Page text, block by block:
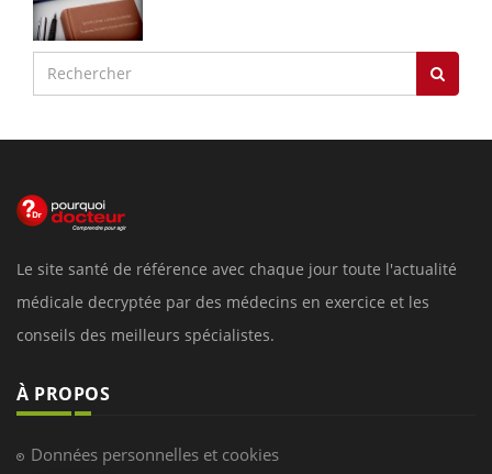
Le site santé de référence avec chaque jour toute l'actualité
médicale decryptée par des médecins en exercice et les
conseils des meilleurs spécialistes.
À PROPOS
Données personnelles et cookies